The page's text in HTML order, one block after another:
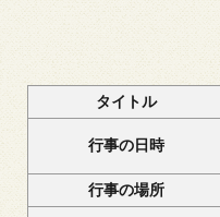
タイトル
行事の日時
行事の場所